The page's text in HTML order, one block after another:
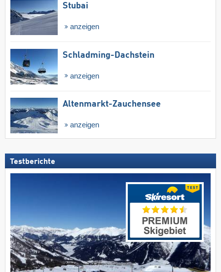
Stubai
anzeigen
Schladming-Dachstein
anzeigen
Altenmarkt-Zauchensee
anzeigen
Testberichte